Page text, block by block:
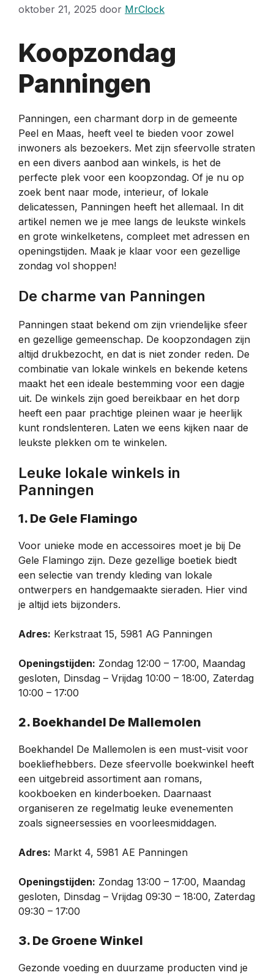
oktober 21, 2025 door MrClock
Koopzondag
Panningen
Panningen, een charmant dorp in de gemeente
Peel en Maas, heeft veel te bieden voor zowel
inwoners als bezoekers. Met zijn sfeervolle straten
en een divers aanbod aan winkels, is het de
perfecte plek voor een koopzondag. Of je nu op
zoek bent naar mode, interieur, of lokale
delicatessen, Panningen heeft het allemaal. In dit
artikel nemen we je mee langs de leukste winkels
en grote winkelketens, compleet met adressen en
openingstijden. Maak je klaar voor een gezellige
zondag vol shoppen!
De charme van Panningen
Panningen staat bekend om zijn vriendelijke sfeer
en gezellige gemeenschap. De koopzondagen zijn
altijd drukbezocht, en dat is niet zonder reden. De
combinatie van lokale winkels en bekende ketens
maakt het een ideale bestemming voor een dagje
uit. De winkels zijn goed bereikbaar en het dorp
heeft een paar prachtige pleinen waar je heerlijk
kunt rondslenteren. Laten we eens kijken naar de
leukste plekken om te winkelen.
Leuke lokale winkels in
Panningen
1. De Gele Flamingo
Voor unieke mode en accessoires moet je bij De
Gele Flamingo zijn. Deze gezellige boetiek biedt
een selectie van trendy kleding van lokale
ontwerpers en handgemaakte sieraden. Hier vind
je altijd iets bijzonders.
Adres: Kerkstraat 15, 5981 AG Panningen
Openingstijden: Zondag 12:00 – 17:00, Maandag
gesloten, Dinsdag – Vrijdag 10:00 – 18:00, Zaterdag
10:00 – 17:00
2. Boekhandel De Mallemolen
Boekhandel De Mallemolen is een must-visit voor
boekliefhebbers. Deze sfeervolle boekwinkel heeft
een uitgebreid assortiment aan romans,
kookboeken en kinderboeken. Daarnaast
organiseren ze regelmatig leuke evenementen
zoals signeersessies en voorleesmiddagen.
Adres: Markt 4, 5981 AE Panningen
Openingstijden: Zondag 13:00 – 17:00, Maandag
gesloten, Dinsdag – Vrijdag 09:30 – 18:00, Zaterdag
09:30 – 17:00
3. De Groene Winkel
Gezonde voeding en duurzame producten vind je